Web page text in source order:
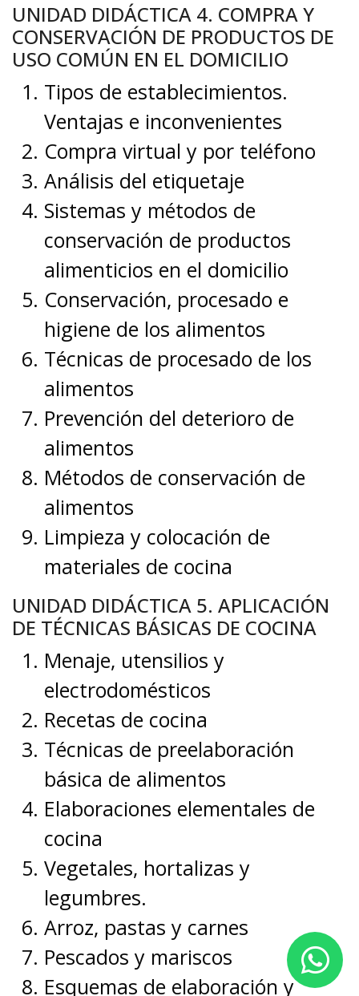
UNIDAD DIDÁCTICA 4. COMPRA Y
CONSERVACIÓN DE PRODUCTOS DE
USO COMÚN EN EL DOMICILIO
Tipos de establecimientos.
Ventajas e inconvenientes
Compra virtual y por teléfono
Análisis del etiquetaje
Sistemas y métodos de
conservación de productos
alimenticios en el domicilio
Conservación, procesado e
higiene de los alimentos
Técnicas de procesado de los
alimentos
Prevención del deterioro de
alimentos
Métodos de conservación de
alimentos
Limpieza y colocación de
materiales de cocina
UNIDAD DIDÁCTICA 5. APLICACIÓN
DE TÉCNICAS BÁSICAS DE COCINA
Menaje, utensilios y
electrodomésticos
Recetas de cocina
Técnicas de preelaboración
básica de alimentos
Elaboraciones elementales de
cocina
Vegetales, hortalizas y
legumbres.
Arroz, pastas y carnes
Pescados y mariscos
Esquemas de elaboración y